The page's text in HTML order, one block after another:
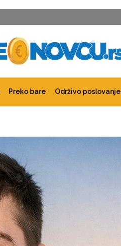
Preko bare Održivo poslovanje